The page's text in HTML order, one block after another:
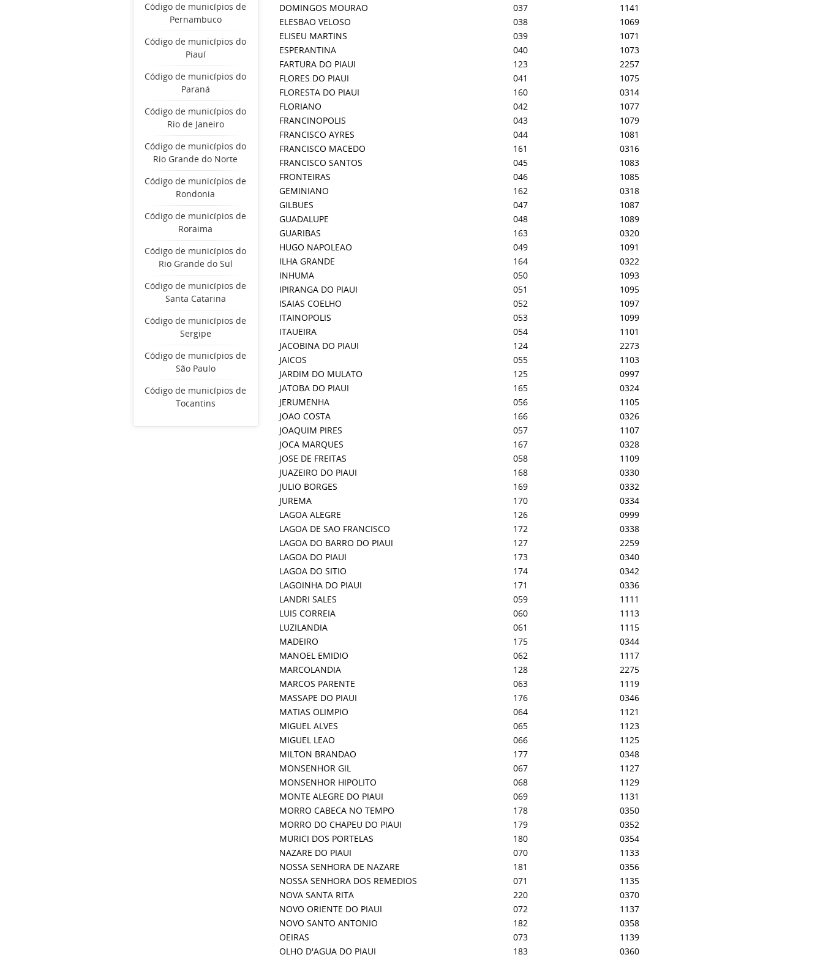
Código de municípios de
Pernambuco
Código de municípios do
Piauí
Código de municípios do
Paraná
Código de municípios do
Rio de Janeiro
Código de municípios do
Rio Grande do Norte
Código de municípios de
Rondonia
Código de municípios de
Roraima
Código de municípios do
Rio Grande do Sul
Código de municípios de
Santa Catarina
Código de municípios de
Sergipe
Código de municípios de
São Paulo
Código de municípios de
Tocantins
DOMINGOS MOURAO
037
1141
ELESBAO VELOSO
038
1069
ELISEU MARTINS
039
1071
ESPERANTINA
040
1073
FARTURA DO PIAUI
123
2257
FLORES DO PIAUI
041
1075
FLORESTA DO PIAUI
160
0314
FLORIANO
042
1077
FRANCINOPOLIS
043
1079
FRANCISCO AYRES
044
1081
FRANCISCO MACEDO
161
0316
FRANCISCO SANTOS
045
1083
FRONTEIRAS
046
1085
GEMINIANO
162
0318
GILBUES
047
1087
GUADALUPE
048
1089
GUARIBAS
163
0320
HUGO NAPOLEAO
049
1091
ILHA GRANDE
164
0322
INHUMA
050
1093
IPIRANGA DO PIAUI
051
1095
ISAIAS COELHO
052
1097
ITAINOPOLIS
053
1099
ITAUEIRA
054
1101
JACOBINA DO PIAUI
124
2273
JAICOS
055
1103
JARDIM DO MULATO
125
0997
JATOBA DO PIAUI
165
0324
JERUMENHA
056
1105
JOAO COSTA
166
0326
JOAQUIM PIRES
057
1107
JOCA MARQUES
167
0328
JOSE DE FREITAS
058
1109
JUAZEIRO DO PIAUI
168
0330
JULIO BORGES
169
0332
JUREMA
170
0334
LAGOA ALEGRE
126
0999
LAGOA DE SAO FRANCISCO
172
0338
LAGOA DO BARRO DO PIAUI
127
2259
LAGOA DO PIAUI
173
0340
LAGOA DO SITIO
174
0342
LAGOINHA DO PIAUI
171
0336
LANDRI SALES
059
1111
LUIS CORREIA
060
1113
LUZILANDIA
061
1115
MADEIRO
175
0344
MANOEL EMIDIO
062
1117
MARCOLANDIA
128
2275
MARCOS PARENTE
063
1119
MASSAPE DO PIAUI
176
0346
MATIAS OLIMPIO
064
1121
MIGUEL ALVES
065
1123
MIGUEL LEAO
066
1125
MILTON BRANDAO
177
0348
MONSENHOR GIL
067
1127
MONSENHOR HIPOLITO
068
1129
MONTE ALEGRE DO PIAUI
069
1131
MORRO CABECA NO TEMPO
178
0350
MORRO DO CHAPEU DO PIAUI
179
0352
MURICI DOS PORTELAS
180
0354
NAZARE DO PIAUI
070
1133
NOSSA SENHORA DE NAZARE
181
0356
NOSSA SENHORA DOS REMEDIOS
071
1135
NOVA SANTA RITA
220
0370
NOVO ORIENTE DO PIAUI
072
1137
NOVO SANTO ANTONIO
182
0358
OEIRAS
073
1139
OLHO D'AGUA DO PIAUI
183
0360